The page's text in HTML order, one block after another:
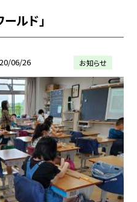
ルド」
06/26 お知らせ